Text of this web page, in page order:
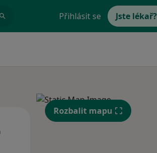
Přihlásit se Jste lékař?
Čt Pá
Rozbalit mapu